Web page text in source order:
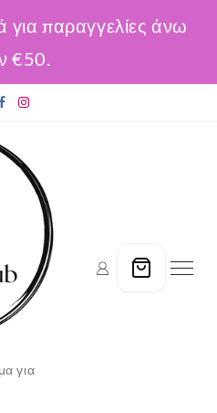
παραγγελίες άνω
€50.
για